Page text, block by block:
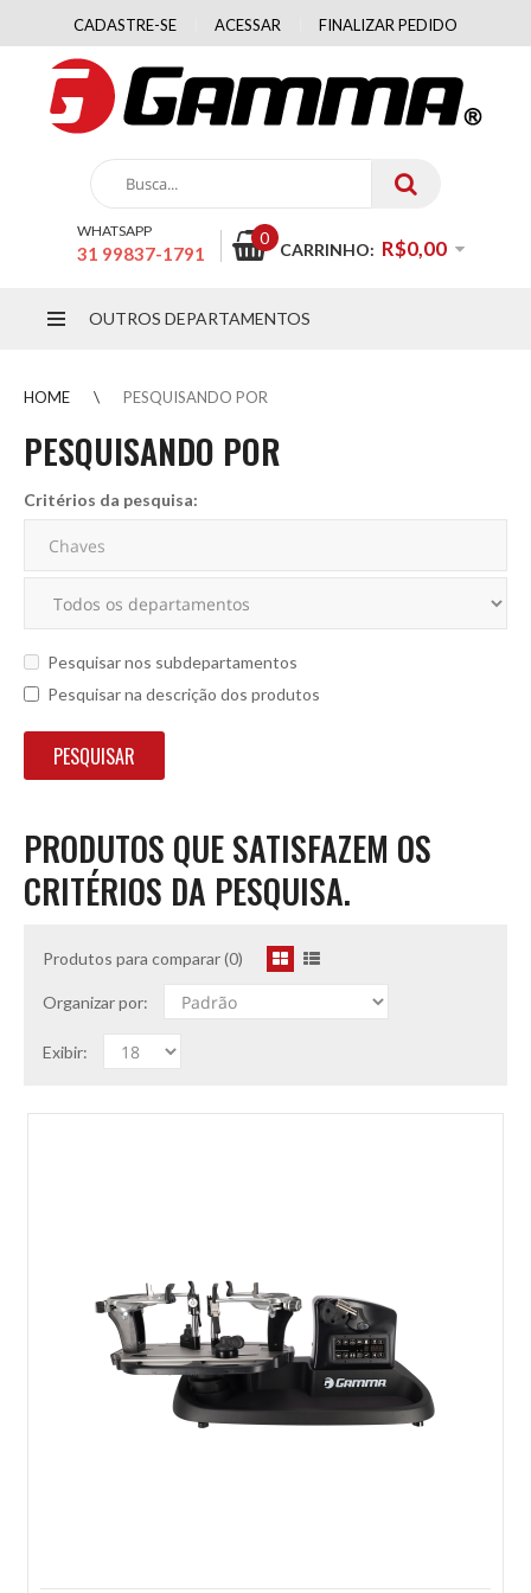
CADASTRE-SE ACESSAR FINALIZAR PEDIDO
WHATSAPP
31 99837-1791
0
CARRINHO: R$0,00
OUTROS DEPARTAMENTOS
HOME PESQUISANDO POR
PESQUISANDO POR
Critérios da pesquisa:
Pesquisar nos subdepartamentos
Pesquisar na descrição dos produtos
PRODUTOS QUE SATISFAZEM OS
CRITÉRIOS DA PESQUISA.
Produtos para comparar (0)
Organizar por:
Exibir: